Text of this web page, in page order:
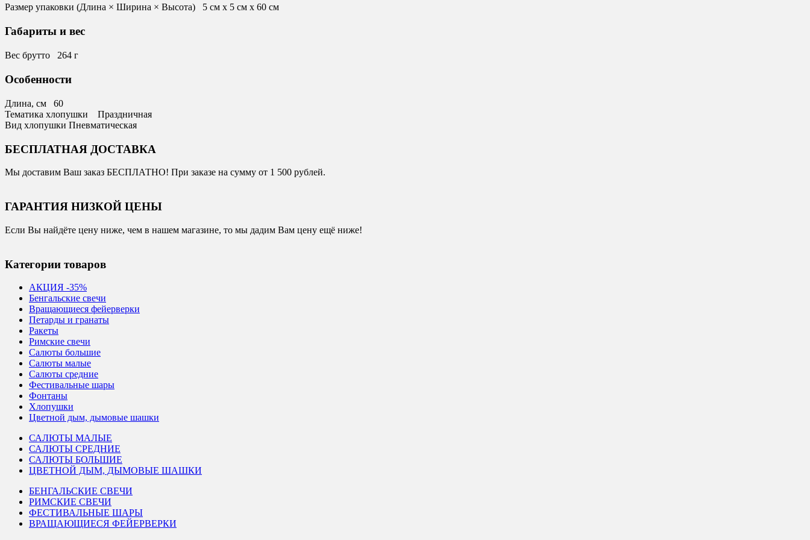
Размер упаковки (Длина × Ширина × Высота) 5 см х 5 см х 60 см
Габариты и вес
Вес брутто 264 г
Особенности
Длина, см 60
Тематика хлопушки Праздничная
Вид хлопушки Пневматическая
БЕСПЛАТНАЯ ДОСТАВКА
Мы доставим Ваш заказ БЕСПЛАТНО! При заказе на сумму от 1 500 рублей.
ГАРАНТИЯ НИЗКОЙ ЦЕНЫ
Если Вы найдёте цену ниже, чем в нашем магазине, то мы дадим Вам цену ещё ниже!
Категории товаров
АКЦИЯ -35%
Бенгальские свечи
Вращающиеся фейерверки
Петарды и гранаты
Ракеты
Римские свечи
Салюты большие
Салюты малые
Салюты средние
Фестивальные шары
Фонтаны
Хлопушки
Цветной дым, дымовые шашки
САЛЮТЫ МАЛЫЕ
САЛЮТЫ СРЕДНИЕ
САЛЮТЫ БОЛЬШИЕ
ЦВЕТНОЙ ДЫМ, ДЫМОВЫЕ ШАШКИ
БЕНГАЛЬСКИЕ СВЕЧИ
РИМСКИЕ СВЕЧИ
ФЕСТИВАЛЬНЫЕ ШАРЫ
ВРАЩАЮЩИЕСЯ ФЕЙЕРВЕРКИ